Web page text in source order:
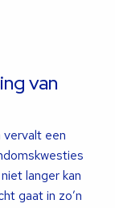
van
vervalt een
langer kan
gaat in zo’n